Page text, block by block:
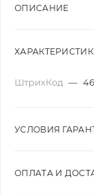
ОПИСАНИЕ
ШтрихКод —
УСЛОВИЯ
ОПЛАТА И